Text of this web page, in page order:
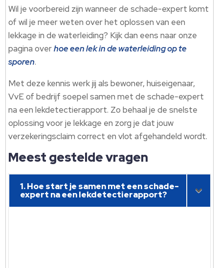
Wil je voorbereid zijn wanneer de schade-expert komt
of wil je meer weten over het oplossen van een
lekkage in de waterleiding? Kijk dan eens naar onze
pagina overhoe een lek in de waterleiding op te
sporen.
Met deze kennis werk jij als bewoner, huiseigenaar,
VvE of bedrijf soepel samen met de schade-expert
na een lekdetectierapport. Zo behaal je de snelste
oplossing voor je lekkage en zorg je dat jouw
verzekeringsclaim correct en vlot afgehandeld wordt.
Meest gestelde vragen
1. Hoe start je samen met een schade-
expert na een lekdetectierapport?